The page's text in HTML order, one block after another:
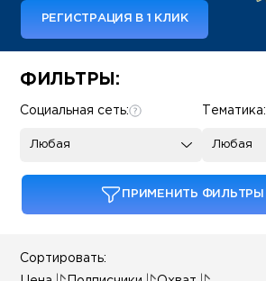
РЕГИСТРАЦИЯ В 1 КЛИК
Some SEO Title
ФИЛЬТРЫ:
Тематика:
Любая
Социальная сеть:
Любая
ПРИМЕНИТЬ ФИЛЬТРЫ
Сортировать: